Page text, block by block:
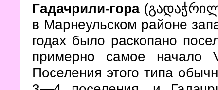
Гадачрили-гора
в Марнеульском районе
годах было раскопано
примерно самое начало
Поселения этого типа